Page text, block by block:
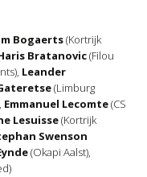
Bogaerts(Kortrijk
Bratanovic(Filou
Leander
(Limburg
Emmanuel Lecomte(CS
Lesuisse(Kortrijk
Swenson
(Okapi Aalst),